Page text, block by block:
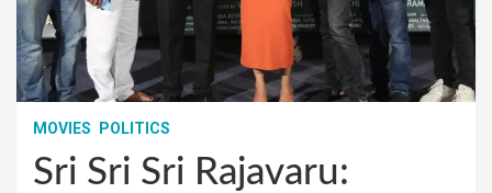
MOVIES POLITICS
Sri Sri Sri Rajavaru: